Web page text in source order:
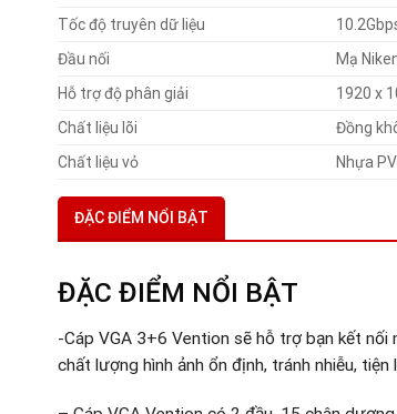
Tốc độ truyên dữ liệu
Đầu nối
Mạ
Hỗ trợ độ phân giải
1920 x
Chất liệu lõi
Đồng
Chất liệu vỏ
Nhựa
ĐẶC ĐIỂM NỔI BẬT
ĐẶC ĐIỂM NỔI BẬT
-Cáp VGA 3+6 Vention sẽ hỗ trợ bạn kết nối
chất lượng hình ảnh ổn định, tránh nhiễu, tiện